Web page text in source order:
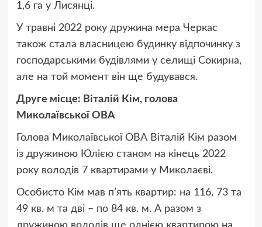
1,6 га у Лисянці.
У травні 2022 року дружина мера Черкас
також стала власницею будинку відпочинку з
господарськими будівлями у селищі Сокирна,
але на той момент він ще будувався.
Друге місце: Віталій Кім, голова
Миколаївської ОВА
Голова Миколаївської ОВА Віталій Кім разом
із дружиною Юлією станом на кінець 2022
року володів 7 квартирами у Миколаєві.
Особисто Кім мав п’ять квартир: на 116, 73 та
49 кв. м та дві – по 84 кв. м. А разом з